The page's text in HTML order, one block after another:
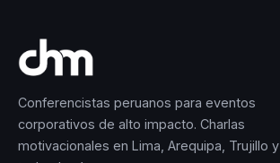
Conferencistas peruanos para eventos
corporativos de alto impacto. Charlas
motivacionales en Lima, Arequipa, Trujillo y